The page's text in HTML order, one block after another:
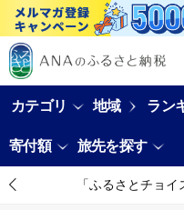
カテゴリ 地域 ラン
寄付額 旅先を探す
「ふるさとチョ